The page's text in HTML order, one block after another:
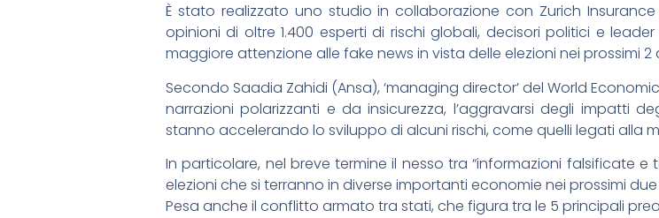
È stato realizzato uno studio in collaborazione con Zurich
opinioni di oltre 1.400 esperti di rischi globali, decisori politici e
maggiore attenzione alle fake news in vista delle elezioni nei prossimi 2
Secondo Saadia Zahidi (Ansa), ‘managing director’ del World
narrazioni polarizzanti e da insicurezza, l’aggravarsi degli impatti
stanno accelerando lo sviluppo di alcuni rischi, come quelli legati alla
In particolare, nel breve termine il nesso tra “informazioni falsificate
elezioni che si terranno in diverse importanti economie nei prossimi
Pesa anche il conflitto armato tra stati, che figura tra le 5 principali